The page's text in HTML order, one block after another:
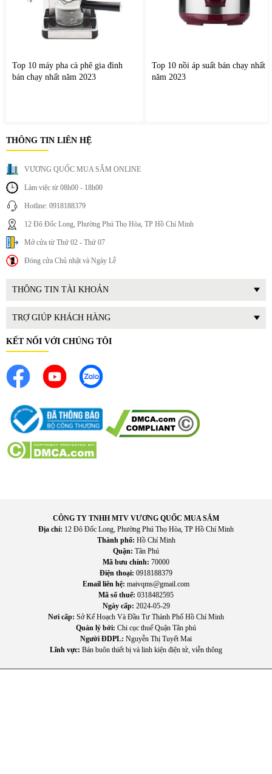
Quạt được thiết kế với tiêu chuẩn an toàn cao: Kết cấu
chắc chắn, cánh quạt cân bằng tốt, hệ thống treo ổn định,
hoạt động bền bỉ lâu dài.
đình.
3. Lợi ích thực tế khi sử dụng
Tạo luồng gió mát tự nhiên
Quạt trần giúp lưu thông không khí tốt hơn, tạo cảm giác
Tiết kiệm chi phí điện năng
Nhờ khả năng làm mát hiệu quả, bạn có thể: Hạn chế sử
dụng điều hòa, giảm hóa đơn tiền điện, tiết kiệm chi phí lâu
Phù hợp với nhiều không gian
Sản phẩm có thể sử dụng trong: Phòng khách, Phòng ngủ,
Phòng ăn, Văn phòng, Khách sạn, Nhà hàng.
Top 10 máy pha cà phê gia đình
bán chạy nhất năm 2023
Top 10 nồi áp suất bán chạy nhất
năm 2023
THÔNG TIN LIÊN HỆ
VƯƠNG QUỐC MUA SẮM ONLINE
Làm việc từ 08h00 - 18h00
Hotline: 0918188379
12 Đô Đốc Long, Phường Phú Thọ Hòa, TP Hồ Chí Minh
Mở cửa từ Thứ 02 - Thứ 07
Đóng cửa Chủ nhật và Ngày Lễ
THÔNG TIN TÀI KHOẢN
TRỢ GIÚP KHÁCH HÀNG
KẾT NỐI VỚI CHÚNG TÔI
CÔNG TY TNHH MTV VƯƠNG QUỐC MUA SẮM
Địa chỉ: 12 Đô Đốc Long, Phường Phú Thọ Hòa, TP Hồ Chí Minh
Thành phố: Hồ Chí Minh
Quận: Tân Phú
Mã bưu chính: 70000
Điện thoại: 0918188379
Email liên hệ: maivqms@gmail.com
Mã số thuế: 0318482595
Ngày cấp: 2024-05-29
Nơi cấp: Sở Kế Hoạch Và Đầu Tư Thành Phố Hồ Chí Minh
Quản lý bởi: Chi cục thuế Quận Tân phú
Người ĐDPL: Nguyễn Thị Tuyết Mai
Lĩnh vực: Bán buôn thiết bị và linh kiện điện tử, viễn thông